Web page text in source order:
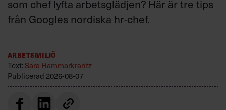
som chef lyfta arbetsglädjen? Här är tre tips
från Googles nordiska hr-chef.
Arbetsmiljö
Text:Sara Hammarkrantz
Publicerad 2026-08-07